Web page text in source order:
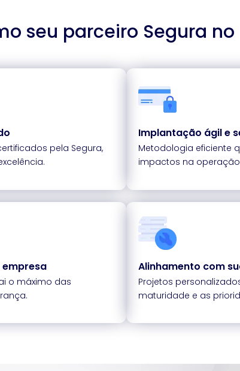
seu parceiro Segura no
pela Segura,
Implantação ágil e
Metodologia eficiente
impactos na
empresa
o máximo das
Alinhamento com
Projetos
maturidade e as